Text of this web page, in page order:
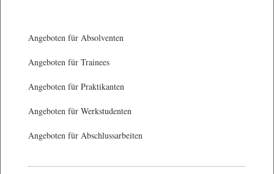
Angeboten für Absolventen
Angeboten für Trainees
Angeboten für Praktikanten
Angeboten für Werkstudenten
Angeboten für Abschlussarbeiten